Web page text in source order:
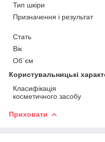
Тип шкіри
Призначення і результат
Стать
Вік
Об`єм
Користувальницькі
Класифікація
косметичного засобу
Приховати